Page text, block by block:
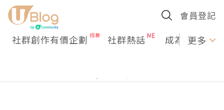
會員登記
社群創作有價企劃 社群熱話 成為U更多